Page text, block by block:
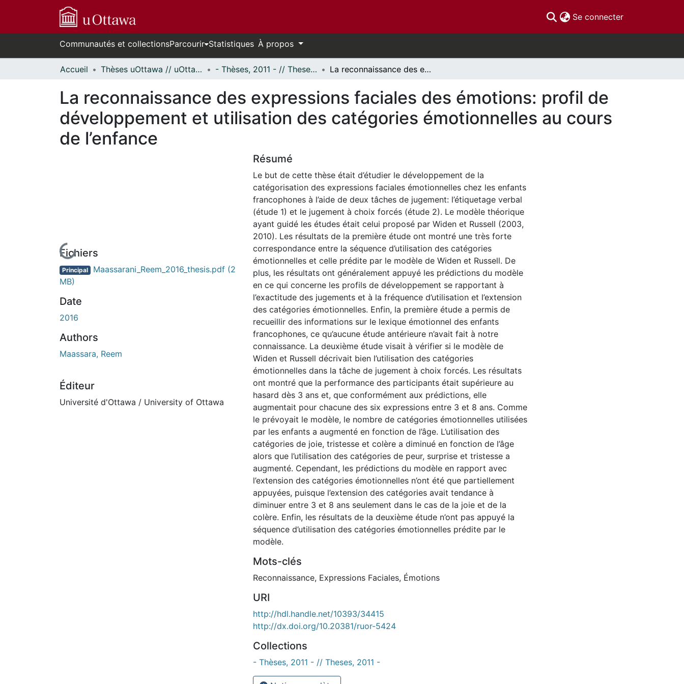
Se connecter(current)
Communautés et collectionsParcourir Statistiques À propos
Accueil Thèses uOttawa // uOttawa Theses - Thèses, 2011 - // Theses, 2011 - La reconnaissance des expressions faciales des émotions: profil de développement et utilisation des catégories émotionnelles au cours de l’enfance
La reconnaissance des expressions faciales des émotions: profil de
développement et utilisation des catégories émotionnelles au cours
de l’enfance
En cours de chargement...
Fichiers
Principal Maassarani_Reem_2016_thesis.pdf (2
MB)
Date
2016
Authors
Maassara, Reem
Éditeur
Université d'Ottawa / University of Ottawa
Résumé
Le but de cette thèse était d’étudier le développement de la
catégorisation des expressions faciales émotionnelles chez les enfants
francophones à l’aide de deux tâches de jugement: l’étiquetage verbal
(étude 1) et le jugement à choix forcés (étude 2). Le modèle théorique
ayant guidé les études était celui proposé par Widen et Russell (2003,
2010). Les résultats de la première étude ont montré une très forte
correspondance entre la séquence d’utilisation des catégories
émotionnelles et celle prédite par le modèle de Widen et Russell. De
plus, les résultats ont généralement appuyé les prédictions du modèle
en ce qui concerne les profils de développement se rapportant à
l’exactitude des jugements et à la fréquence d’utilisation et l’extension
des catégories émotionnelles. Enfin, la première étude a permis de
recueillir des informations sur le lexique émotionnel des enfants
francophones, ce qu’aucune étude antérieure n’avait fait à notre
connaissance. La deuxième étude visait à vérifier si le modèle de
Widen et Russell décrivait bien l’utilisation des catégories
émotionnelles dans la tâche de jugement à choix forcés. Les résultats
ont montré que la performance des participants était supérieure au
hasard dès 3 ans et, que conformément aux prédictions, elle
augmentait pour chacune des six expressions entre 3 et 8 ans. Comme
le prévoyait le modèle, le nombre de catégories émotionnelles utilisées
par les enfants a augmenté en fonction de l’âge. L’utilisation des
catégories de joie, tristesse et colère a diminué en fonction de l’âge
alors que l’utilisation des catégories de peur, surprise et tristesse a
augmenté. Cependant, les prédictions du modèle en rapport avec
l’extension des catégories émotionnelles n’ont été que partiellement
appuyées, puisque l’extension des catégories avait tendance à
diminuer entre 3 et 8 ans seulement dans le cas de la joie et de la
colère. Enfin, les résultats de la deuxième étude n’ont pas appuyé la
séquence d’utilisation des catégories émotionnelles prédite par le
modèle.
Mots-clés
Reconnaissance, Expressions Faciales, Émotions
URI
http://hdl.handle.net/10393/34415
http://dx.doi.org/10.20381/ruor-5424
Collections
- Thèses, 2011 - // Theses, 2011 -